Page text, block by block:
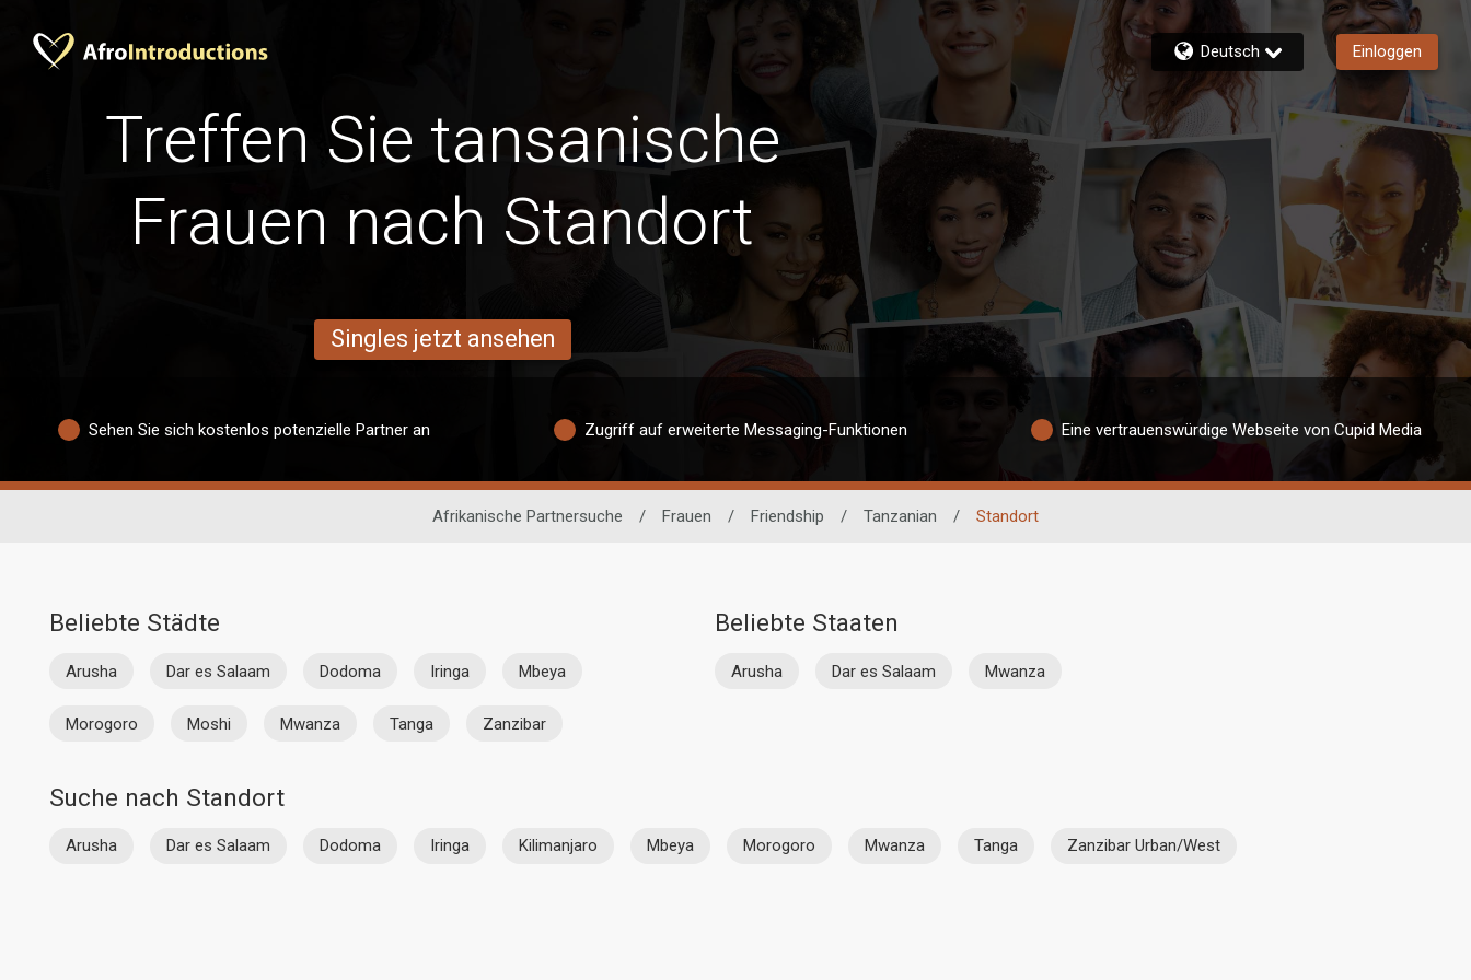
Deutsch Einloggen
Treffen Sie tansanische
Frauen nach Standort
Singles jetzt ansehen
Sehen Sie sich kostenlos potenzielle Partner an Zugriff auf erweiterte Messaging-Funktionen Eine vertrauenswürdige Webseite von Cupid Media
Afrikanische Partnersuche / Frauen / Friendship / Tanzanian / Standort
Beliebte Städte
Arusha Dar es Salaam Dodoma Iringa Mbeya
Morogoro Moshi Mwanza Tanga Zanzibar
Beliebte Staaten
Arusha Dar es Salaam Mwanza
Suche nach Standort
Arusha Dar es Salaam Dodoma Iringa Kilimanjaro Mbeya Morogoro Mwanza Tanga Zanzibar Urban/West